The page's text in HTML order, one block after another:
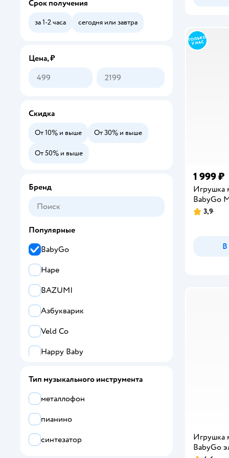
1 999 ₽
Игрушка
BabyGo
Рейтинг:
3,9
В
Игрушка
BabyGo
Срок получения
за 1-2 часа сегодня или завтра
Цена, ₽
Скидка
От 10% и выше От 30% и выше
От 50% и выше
Бренд
Популярные
BabyGo
Hape
BAZUMI
Азбукварик
Veld Co
Happy Baby
Тип музыкального инструмента
металлофон
пианино
синтезатор